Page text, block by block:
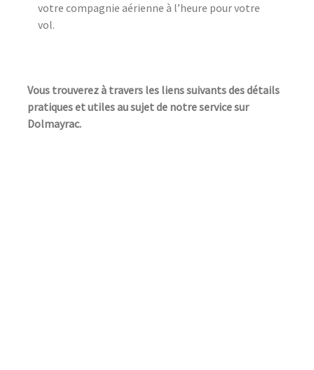
votre compagnie aérienne à l’heure pour votre
vol.
Vous trouverez à travers les liens suivants des détails
pratiques et utiles au sujet de notre service sur
Dolmayrac.